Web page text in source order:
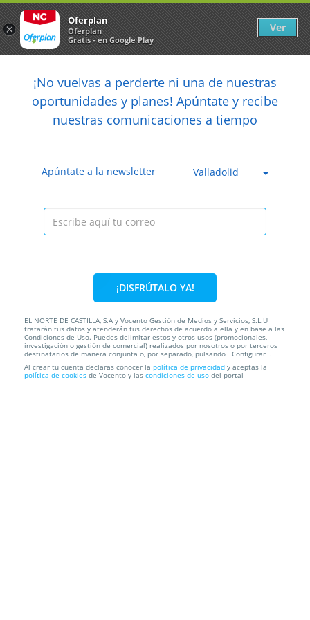

Caducada
Anterior
33% 109€ 72,99€
Freidora de aire 6.5 litros 1700 W Royalty Line
Recogida en Tienda GRATIS o Envío a domicilio
arrow_back Newsletter
¡No vuelvas a perderte ni una de nuestras
oportunidades y planes! Apúntate y recibe
nuestras comunicaciones a tiempo
Apúntate a la newsletter Valladolid
¡DISFRÚTALO YA!
EL NORTE DE CASTILLA, S.A y Vocento Gestión de Medios y Servicios, S.L.U
tratarán tus datos y atenderán tus derechos de acuerdo a ella y en base a las
Condiciones de Uso. Puedes delimitar estos y otros usos (promocionales,
investigación o gestión de comercial) realizados por nosotros o por terceros
destinatarios de manera conjunta o, por separado, pulsando ¨Configurar¨.
Al crear tu cuenta declaras conocer la política de privacidad y aceptas la
política de cookies de Vocento y las condiciones de uso del portal
×
Oferplan
Oferplan
Gratis - en Google Play
Ver